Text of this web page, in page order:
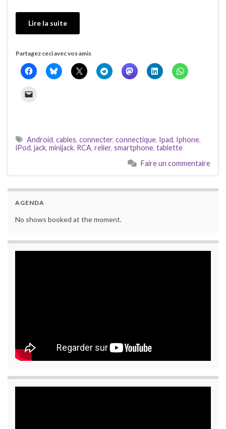
Lire la suite
Partagez ceci avec vos amis
Android, cables, connecter, connectique, Ipad, Iphone,
iPod, jack, minijack, RCA, relier, smartphone, tablette
Faire un commentaire
AGENDA
No shows booked at the moment.